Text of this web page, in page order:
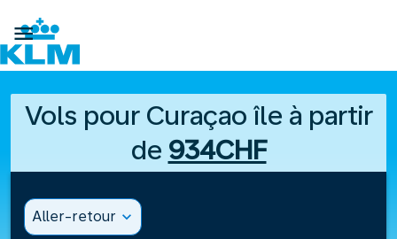

Vols pour Curaçao île à partir
de 934CHF
Aller-retour expand_more